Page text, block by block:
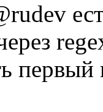
первый